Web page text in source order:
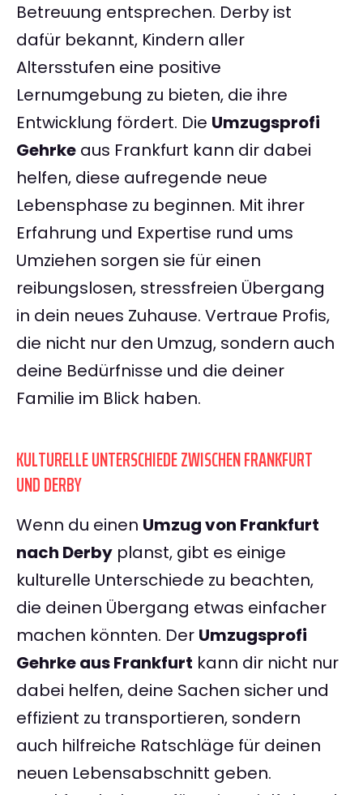
Betreuung entsprechen. Derby ist
dafür bekannt, Kindern aller
Altersstufen eine positive
Lernumgebung zu bieten, die ihre
Entwicklung fördert. Die Umzugsprofi
Gehrke aus Frankfurt kann dir dabei
helfen, diese aufregende neue
Lebensphase zu beginnen. Mit ihrer
Erfahrung und Expertise rund ums
Umziehen sorgen sie für einen
reibungslosen, stressfreien Übergang
in dein neues Zuhause. Vertraue Profis,
die nicht nur den Umzug, sondern auch
deine Bedürfnisse und die deiner
Familie im Blick haben.
KULTURELLE UNTERSCHIEDE ZWISCHEN FRANKFURT
UND DERBY
Wenn du einen Umzug von Frankfurt
nach Derby planst, gibt es einige
kulturelle Unterschiede zu beachten,
die deinen Übergang etwas einfacher
machen könnten. Der Umzugsprofi
Gehrke aus Frankfurt kann dir nicht nur
dabei helfen, deine Sachen sicher und
effizient zu transportieren, sondern
auch hilfreiche Ratschläge für deinen
neuen Lebensabschnitt geben.